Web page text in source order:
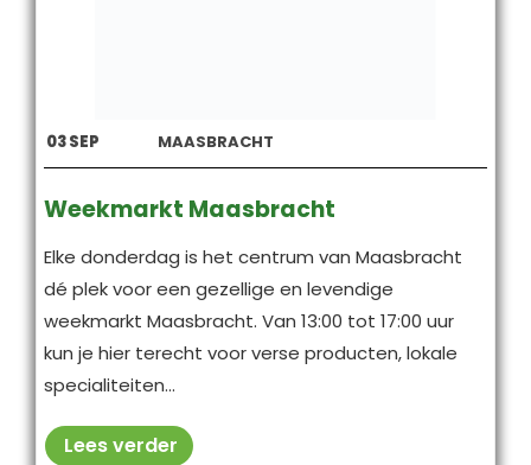
03SEP MAASBRACHT
Weekmarkt Maasbracht
Elke donderdag is het centrum van Maasbracht
dé plek voor een gezellige en levendige
weekmarkt Maasbracht. Van 13:00 tot 17:00 uur
kun je hier terecht voor verse producten, lokale
specialiteiten...
Lees verder